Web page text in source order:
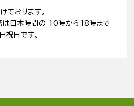
ております。
は日本時間の 10時から18時まで
祝日です。